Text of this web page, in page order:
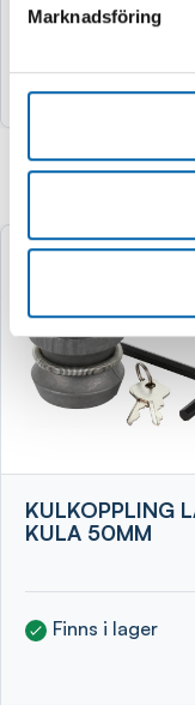
Marknadsföring
(1426.0 kr exkl. moms)
Köp
KULKOPPLING
KULA 50MM
Finns i lager